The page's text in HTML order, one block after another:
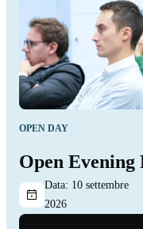
OPEN DAY
Open Evening
Data: 10 settembre
2026